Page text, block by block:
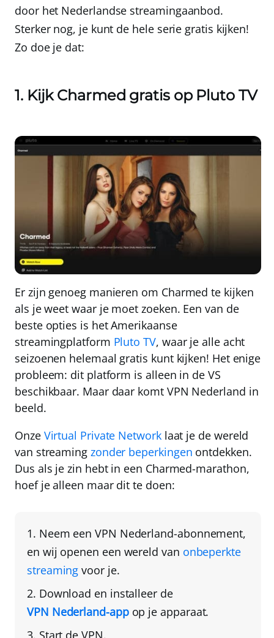
door het Nederlandse streamingaanbod.
Sterker nog, je kunt de hele serie gratis kijken!
Zo doe je dat:
1. Kijk Charmed gratis op Pluto TV
Er zijn genoeg manieren om Charmed te kijken
als je weet waar je moet zoeken. Een van de
beste opties is het Amerikaanse
streamingplatform Pluto TV, waar je alle acht
seizoenen helemaal gratis kunt kijken! Het enige
probleem: dit platform is alleen in de VS
beschikbaar. Maar daar komt VPN Nederland in
beeld.
Onze Virtual Private Networklaat je de wereld
van streaming zonder beperkingen ontdekken.
Dus als je zin hebt in een Charmed-marathon,
hoef je alleen maar dit te doen:
Neem eenVPN Nederland-abonnement,
en wij openen een wereld van onbeperkte
streaming voor je.
Download en installeer de
VPN Nederland-appop je apparaat.
Start de VPN.